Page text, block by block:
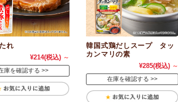
れ
¥214(税込) ～
庫を確認する
韓国式鶏だしスープ タッ
カンマリの素
¥285(税込) ～
在庫を確認する